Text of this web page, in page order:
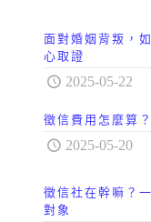
面對婚姻背叛，
心取證
2025-05-22
徵信費用怎麼算
2025-05-20
徵信社在幹嘛？
對象